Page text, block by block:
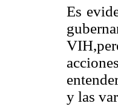
Es
y las